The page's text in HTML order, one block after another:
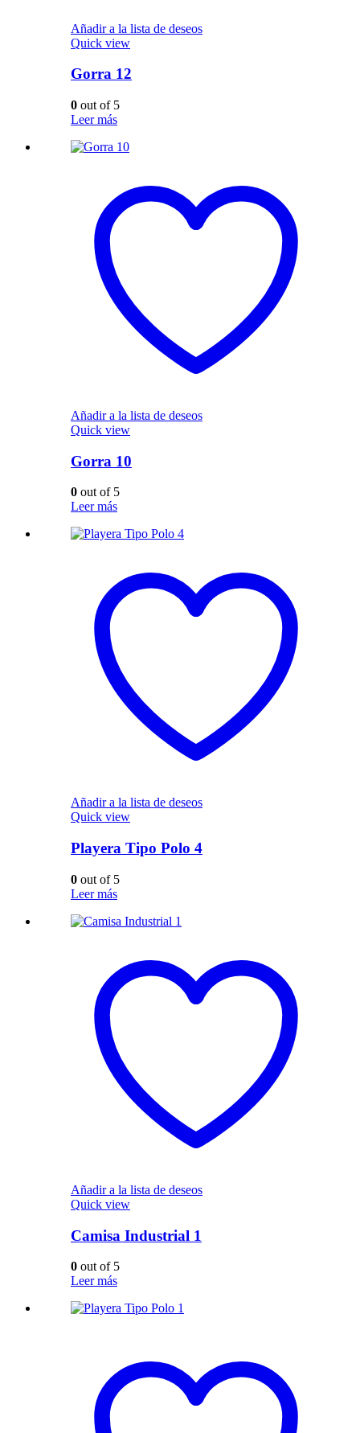
Añadir a la lista de deseos
Quick view
Gorra 12
0 out of 5
Leer más
Añadir a la lista de deseos
Quick view
Gorra 10
0 out of 5
Leer más
Añadir a la lista de deseos
Quick view
Playera Tipo Polo 4
0 out of 5
Leer más
Añadir a la lista de deseos
Quick view
Camisa Industrial 1
0 out of 5
Leer más